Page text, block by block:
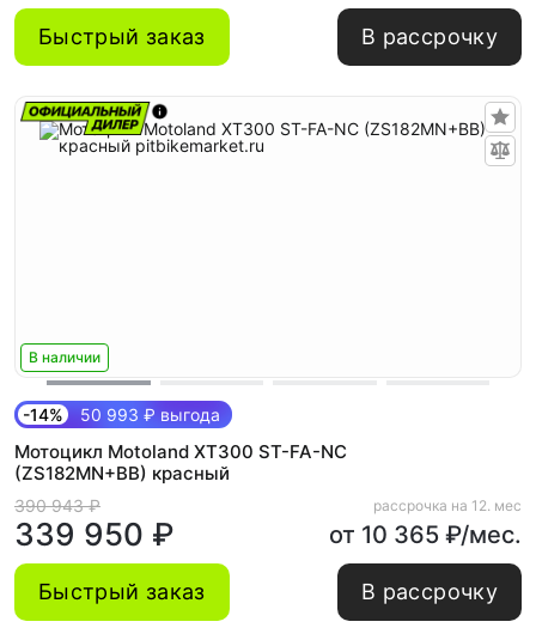
Быстрый заказ В рассрочку
В наличии
-14% 50 993 ₽ выгода
Мотоцикл Motoland XT300 ST-FA-NC
(ZS182MN+BB) красный
390 943 ₽
339 950 ₽
рассрочка на 12. мес
от 10 365 ₽/мес.
Быстрый заказ В рассрочку